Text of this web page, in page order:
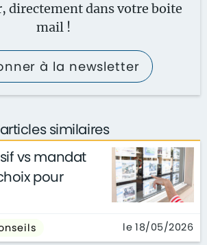
dans votre boite
mail !
à la newsletter
similaires
vs mandat
pour
le 18/05/2026